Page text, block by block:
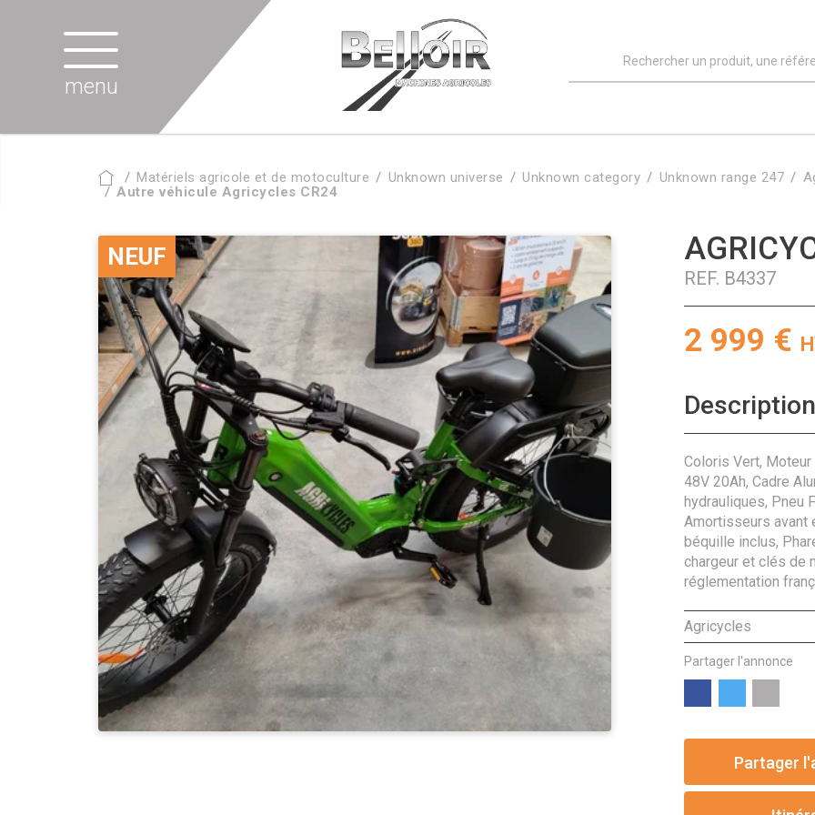
menu
Matériels agricole et de motoculture Unknown universe Unknown category Unknown range 247
Autre véhicule Agricycles CR24
NEUF
REF. B4337
2 999 €
Agricycles
Coloris Vert,
48V 20Ah, Cadre
hydrauliques, Pneu
Amortisseurs avant
béquille inclus,
chargeur et clés de
réglementation
Partager l'annonce
Partager